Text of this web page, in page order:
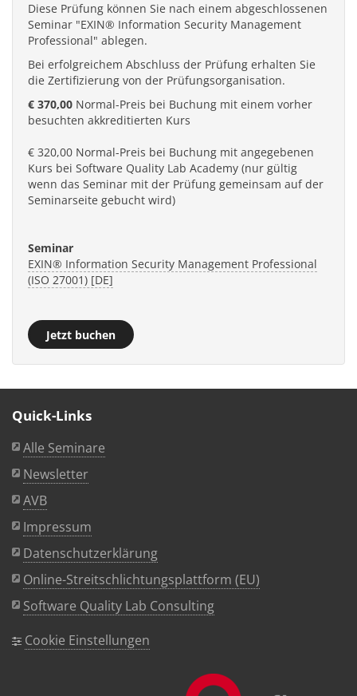
Diese Prüfung können Sie nach einem abgeschlossenen
Seminar "EXIN® Information Security Management
Professional" ablegen.
Bei erfolgreichem Abschluss der Prüfung erhalten Sie
die Zertifizierung von der Prüfungsorganisation.
€ 370,00 Normal-Preis bei Buchung mit einem vorher
besuchten akkreditierten Kurs
€ 320,00 Normal-Preis bei Buchung mit angegebenen
Kurs bei Software Quality Lab Academy (nur gültig
wenn das Seminar mit der Prüfung gemeinsam auf der
Seminarseite gebucht wird)
Seminar
EXIN® Information Security Management Professional
(ISO 27001) [DE]
Jetzt buchen
Quick-Links
Alle Seminare
Newsletter
AVB
Impressum
Datenschutzerklärung
Online-Streitschlichtungsplattform (EU)
Software Quality Lab Consulting
Cookie Einstellungen